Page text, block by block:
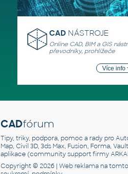
CAD NÁSTROJE
Online CAD, BIM a GIS
převodníky, prohlížeče
Více info
CADfórum
Tipy, triky, podpora, pomoc a rady pro
Map, Civil 3D, 3ds Max, Fusion, Forma,
aplikace (community support firmy
Copyright © 2026 | Web reklamana